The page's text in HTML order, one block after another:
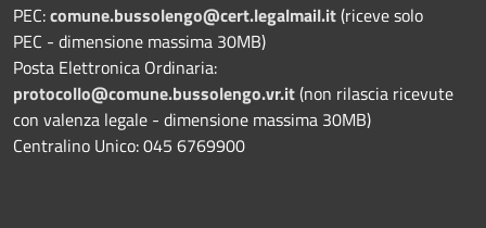
PEC:comune.bussolengo@cert.legalmail.it(riceve solo
PEC - dimensione massima 30MB)
Posta Elettronica Ordinaria:
protocollo@comune.bussolengo.vr.it(non rilascia ricevute
con valenza legale - dimensione massima 30MB)
Centralino Unico: 045 6769900